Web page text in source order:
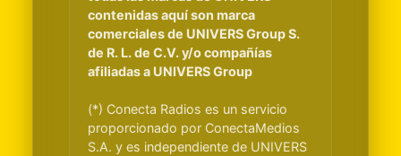
contenidas aquí son marca
comerciales de UNIVERS Group S.
de R. L. de C.V. y/o compañías
afiliadas a UNIVERS Group
(*) Conecta Radios es un servicio
proporcionado por ConectaMedios
S.A. y es independiente de UNIVERS